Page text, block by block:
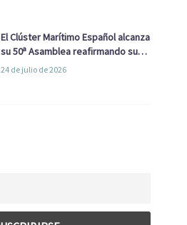
El Clúster Marítimo Español alcanza
su 50ª Asamblea reafirmando su
liderazgo en la Economía Azul
24 de julio de 2026